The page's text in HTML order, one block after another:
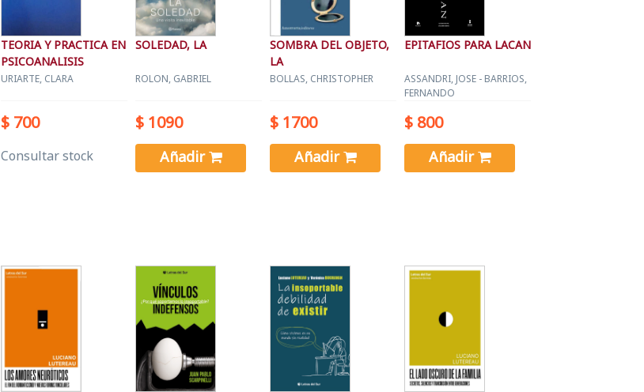
TEORIA Y PRACTICA EN
PSICOANALISIS
URIARTE, CLARA
$ 700
Consultar stock
SOLEDAD, LA
ROLON, GABRIEL
$ 1090
Añadir
SOMBRA DEL OBJETO,
LA
BOLLAS, CHRISTOPHER
$ 1700
Añadir
EPITAFIOS PARA LACAN
ASSANDRI, JOSE - BARRIOS,
FERNANDO
$ 800
Añadir